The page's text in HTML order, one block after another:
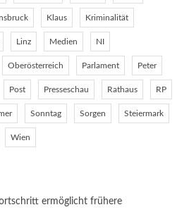
Klaus Kriminalität
Linz Medien NI
Oberösterreich Parlament Peter
Post Presseschau Rathaus RP
Sonntag Sorgen Steiermark
Wien
ermöglicht frühere